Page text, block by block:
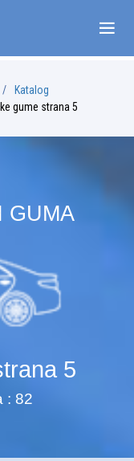
Katalog
gume strana 5
GUMA
5
: 82